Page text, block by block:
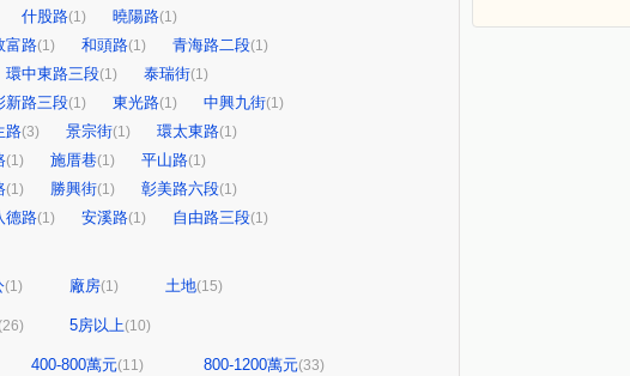
什股路(1) 曉陽路(1)
富路(1) 和頭路(1) 青海路二段(1)
環中東路三段(1) 泰瑞街(1)
新路三段(1) 東光路(1) 中興九街(1)
路(3) 景宗街(1) 環太東路(1)
(1) 施厝巷(1) 平山路(1)
(1) 勝興街(1) 彰美路六段(1)
德路(1) 安溪路(1) 自由路三段(1)
(1) 廠房(1) 土地(15)
(26) 5房以上(10)
400-800萬元(11) 800-1200萬元(33)